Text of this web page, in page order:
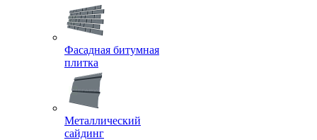
Фасадная битумная
плитка
Металлический
сайдинг